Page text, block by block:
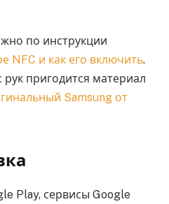
по инструкции
NFC и как его включить.
рук пригодится материал
Samsung от
Play, сервисы Google